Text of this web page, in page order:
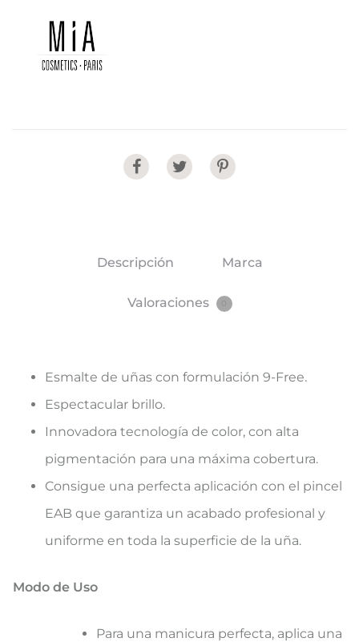
Share
Descripción Marca
Valoraciones
Esmalte de uñas con formulación 9-Free.
Espectacular brillo.
Innovadora tecnología de color, con alta
pigmentación para una máxima cobertura.
Consigue una perfecta aplicación con el pincel
EAB que garantiza un acabado profesional y
uniforme en toda la superficie de la uña.
Modo de Uso
Para una manicura perfecta, aplica una